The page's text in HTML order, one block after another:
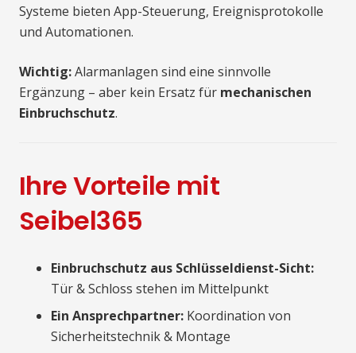
Systeme bieten App-Steuerung, Ereignisprotokolle
und Automationen.
Wichtig:Alarmanlagen sind eine sinnvolle
Ergänzung – aber kein Ersatz für mechanischen
Einbruchschutz.
Ihre Vorteile mit
Seibel365
Einbruchschutz aus Schlüsseldienst-Sicht:
Tür & Schloss stehen im Mittelpunkt
Ein Ansprechpartner: Koordination von
Sicherheitstechnik & Montage